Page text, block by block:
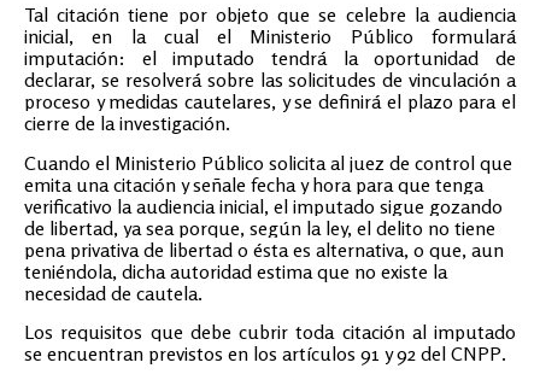
Tal citación tiene por objeto que se celebre la audiencia
inicial, en la cual el Ministerio Público formulará
imputación: el imputado tendrá la oportunidad de
declarar, se resolverá sobre las solicitudes de vinculación a
proceso y medidas cautelares, y se definirá el plazo para el
cierre de la investigación.
Cuando el Ministerio Público solicita al juez de control que
emita una citación y señale fecha y hora para que tenga
verificativo la audiencia inicial, el imputado sigue gozando
de libertad, ya sea porque, según la ley, el delito no tiene
pena privativa de libertad o ésta es alternativa, o que, aun
teniéndola, dicha autoridad estima que no existe la
necesidad de cautela.
Los requisitos que debe cubrir toda citación al imputado
se encuentran previstos en los artículos 91 y 92 del CNPP.